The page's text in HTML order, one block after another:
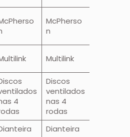
McPherso
n
Multilink
4
Discos
ventilados
nas 4
rodas
Dianteira